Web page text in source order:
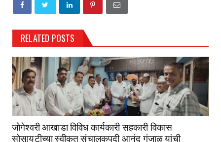
RELATED POSTS
जोगेश्वरी आखाडा विविध कार्यकारी सहकारी विकास
सोसायटीच्या स्वीकृत संचालकपदी आनंद गुंजाळ यांची